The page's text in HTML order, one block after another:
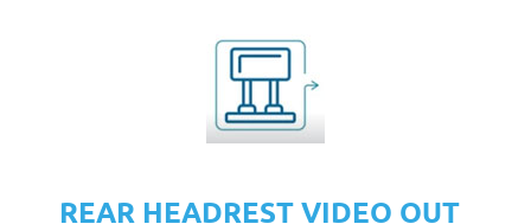
REAR HEADREST VIDEO OUT